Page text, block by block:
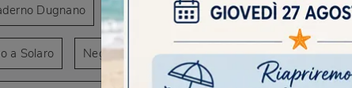
Dugnano Negozio di poltroncine da giardino a Seveso
a Solaro Negozio di poltroncine da giardino a Varedo